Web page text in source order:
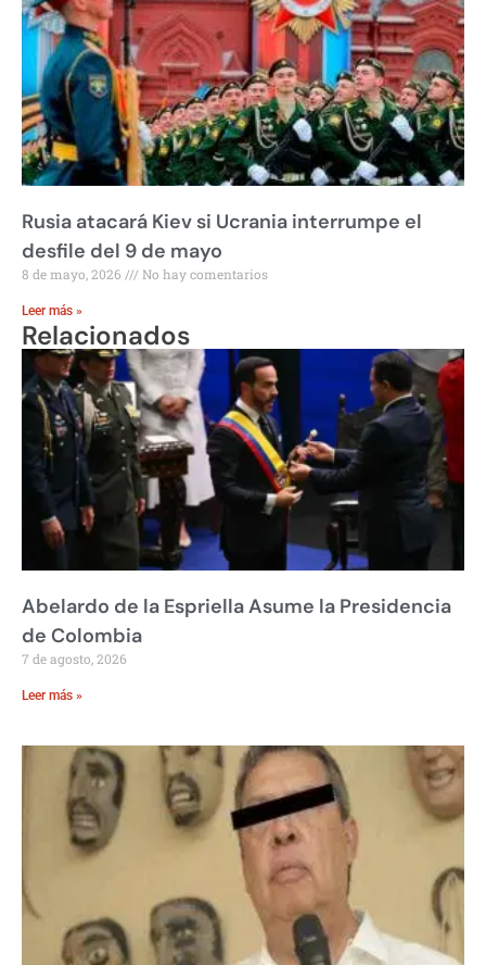
Rusia atacará Kiev si Ucrania interrumpe el
desfile del 9 de mayo
8 de mayo, 2026 No hay comentarios
Leer más »
Relacionados
Abelardo de la Espriella Asume la Presidencia
de Colombia
7 de agosto, 2026
Leer más »